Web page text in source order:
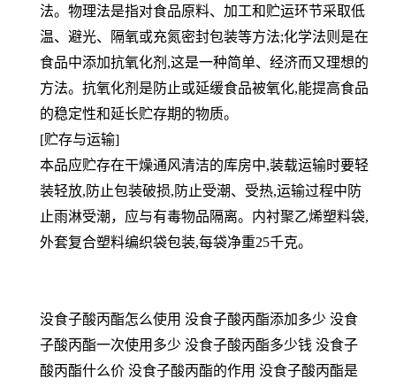
法。物理法是指对食品原料、加工和贮运环节采取低
温、避光、隔氧或充氮密封包装等方法;化学法则是在
食品中添加抗氧化剂,这是一种简单、经济而又理想的
方法。抗氧化剂是防止或延缓食品被氧化,能提高食品
的稳定性和延长贮存期的物质。
[贮存与运输]
本品应贮存在干燥通风清洁的库房中,装载运输时要轻
装轻放,防止包装破损,防止受潮、受热,运输过程中防
止雨淋受潮，应与有毒物品隔离。内衬聚乙烯塑料袋,
外套复合塑料编织袋包装,每袋净重25千克。
没食子酸丙酯怎么使用 没食子酸丙酯添加多少 没食
子酸丙酯一次使用多少 没食子酸丙酯多少钱 没食子
酸丙酯什么价 没食子酸丙酯的作用 没食子酸丙酯是